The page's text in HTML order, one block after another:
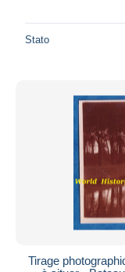
Stato
Tirage